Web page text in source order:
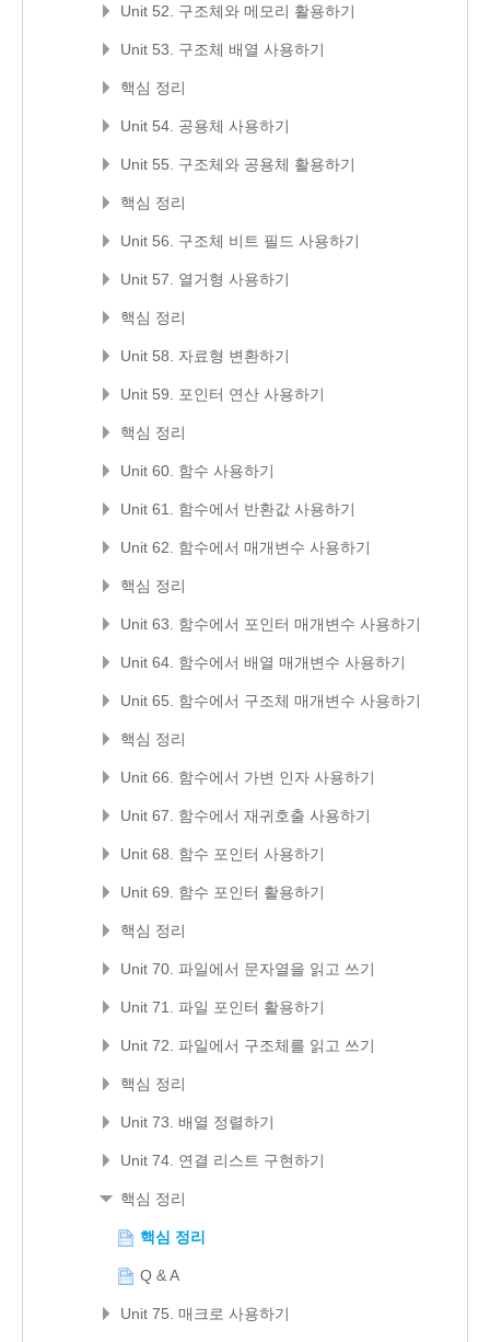
Unit 52. 구조체와 메모리 활용하기
Unit 53. 구조체 배열 사용하기
핵심 정리
Unit 54. 공용체 사용하기
Unit 55. 구조체와 공용체 활용하기
핵심 정리
Unit 56. 구조체 비트 필드 사용하기
Unit 57. 열거형 사용하기
핵심 정리
Unit 58. 자료형 변환하기
Unit 59. 포인터 연산 사용하기
핵심 정리
Unit 60. 함수 사용하기
Unit 61. 함수에서 반환값 사용하기
Unit 62. 함수에서 매개변수 사용하기
핵심 정리
Unit 63. 함수에서 포인터 매개변수 사용하기
Unit 64. 함수에서 배열 매개변수 사용하기
Unit 65. 함수에서 구조체 매개변수 사용하기
핵심 정리
Unit 66. 함수에서 가변 인자 사용하기
Unit 67. 함수에서 재귀호출 사용하기
Unit 68. 함수 포인터 사용하기
Unit 69. 함수 포인터 활용하기
핵심 정리
Unit 70. 파일에서 문자열을 읽고 쓰기
Unit 71. 파일 포인터 활용하기
Unit 72. 파일에서 구조체를 읽고 쓰기
핵심 정리
Unit 73. 배열 정렬하기
Unit 74. 연결 리스트 구현하기
핵심 정리
핵심 정리
Q & A
Unit 75. 매크로 사용하기